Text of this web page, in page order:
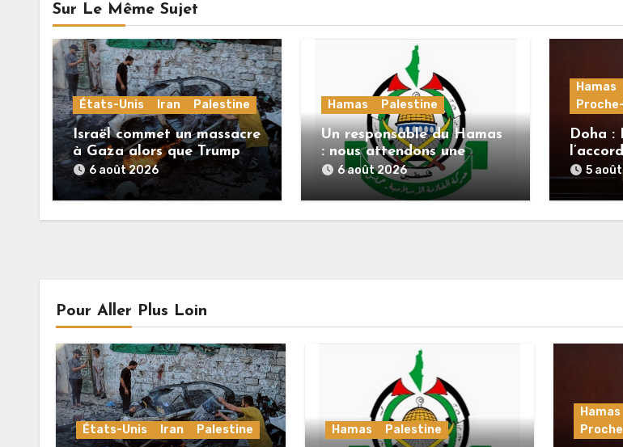
Sur Le Même Sujet
États-Unis Iran Palestine
Israël commet un massacre
à Gaza alors que Trump
menace l’Iran de
«décapitation»
6 août 2026
Hamas Palestine
Un responsable du Hamas
: nous attendons une
réponse officielle de
Mladenov concernant la
feuille de route de la
deuxième phase de
6 août 2026
Hamas
Doha :
alors
ses
5
Pour Aller Plus Loin
États-Unis Iran Palestine Hamas Palestine
Hamas